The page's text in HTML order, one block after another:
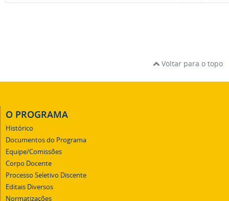
Voltar para o topo
O PROGRAMA
Histórico
Documentos do Programa
Equipe/Comissões
Corpo Docente
Processo Seletivo Discente
Editais Diversos
Normatizações